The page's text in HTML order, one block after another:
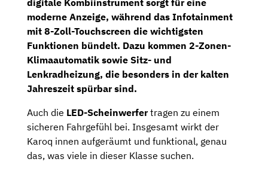
moderne Anzeige, während das Infotainment
mit 8-Zoll-Touchscreen die wichtigsten
Funktionen bündelt. Dazu kommen 2-Zonen-
Klimaautomatik sowie Sitz- und
Lenkradheizung, die besonders in der kalten
Jahreszeit spürbar sind.
Auch die LED-Scheinwerfertragen zu einem
sicheren Fahrgefühl bei. Insgesamt wirkt der
Karoq innen aufgeräumt und funktional, genau
das, was viele in dieser Klasse suchen.